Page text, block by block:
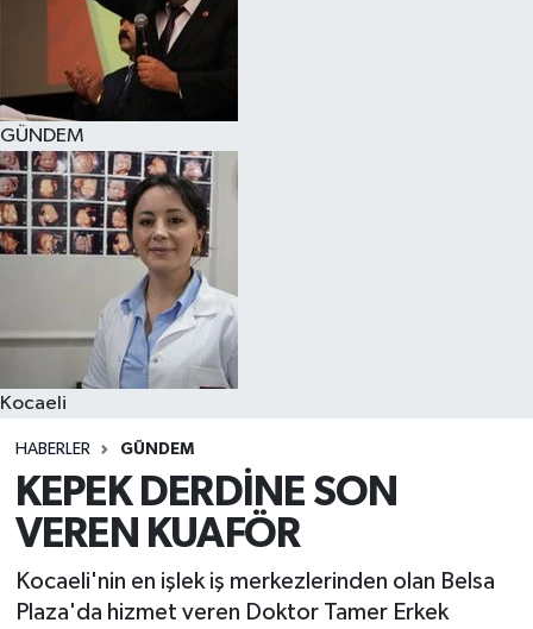
GÜNDEM
Kocaeli
HABERLER GÜNDEM
KEPEK DERDİNE SON
VEREN KUAFÖR
Kocaeli'nin en işlek iş merkezlerinden olan Belsa
Plaza'da hizmet veren Doktor Tamer Erkek
Tüm Manşetler
Son Dakika Haberleri
Haber Arşivi